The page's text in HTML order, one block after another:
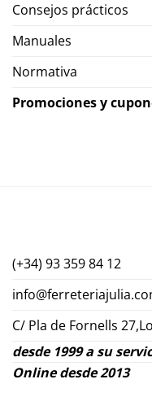
Consejos prácticos
Manuales
Normativa
Promociones y
(+34) 93 359 84 12
C/ Pla de Fornells
desde 1999 a su
Online desde 2013